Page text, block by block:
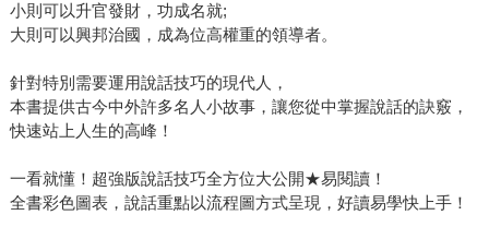
小則可以升官發財，功成名就;
大則可以興邦治國，成為位高權重的領導者。
針對特別需要運用說話技巧的現代人，
本書提供古今中外許多名人小故事，讓您從中掌握說話的訣竅，
快速站上人生的高峰！
一看就懂！超強版說話技巧全方位大公開★易閱讀！
全書彩色圖表，說話重點以流程圖方式呈現，好讀易學快上手！